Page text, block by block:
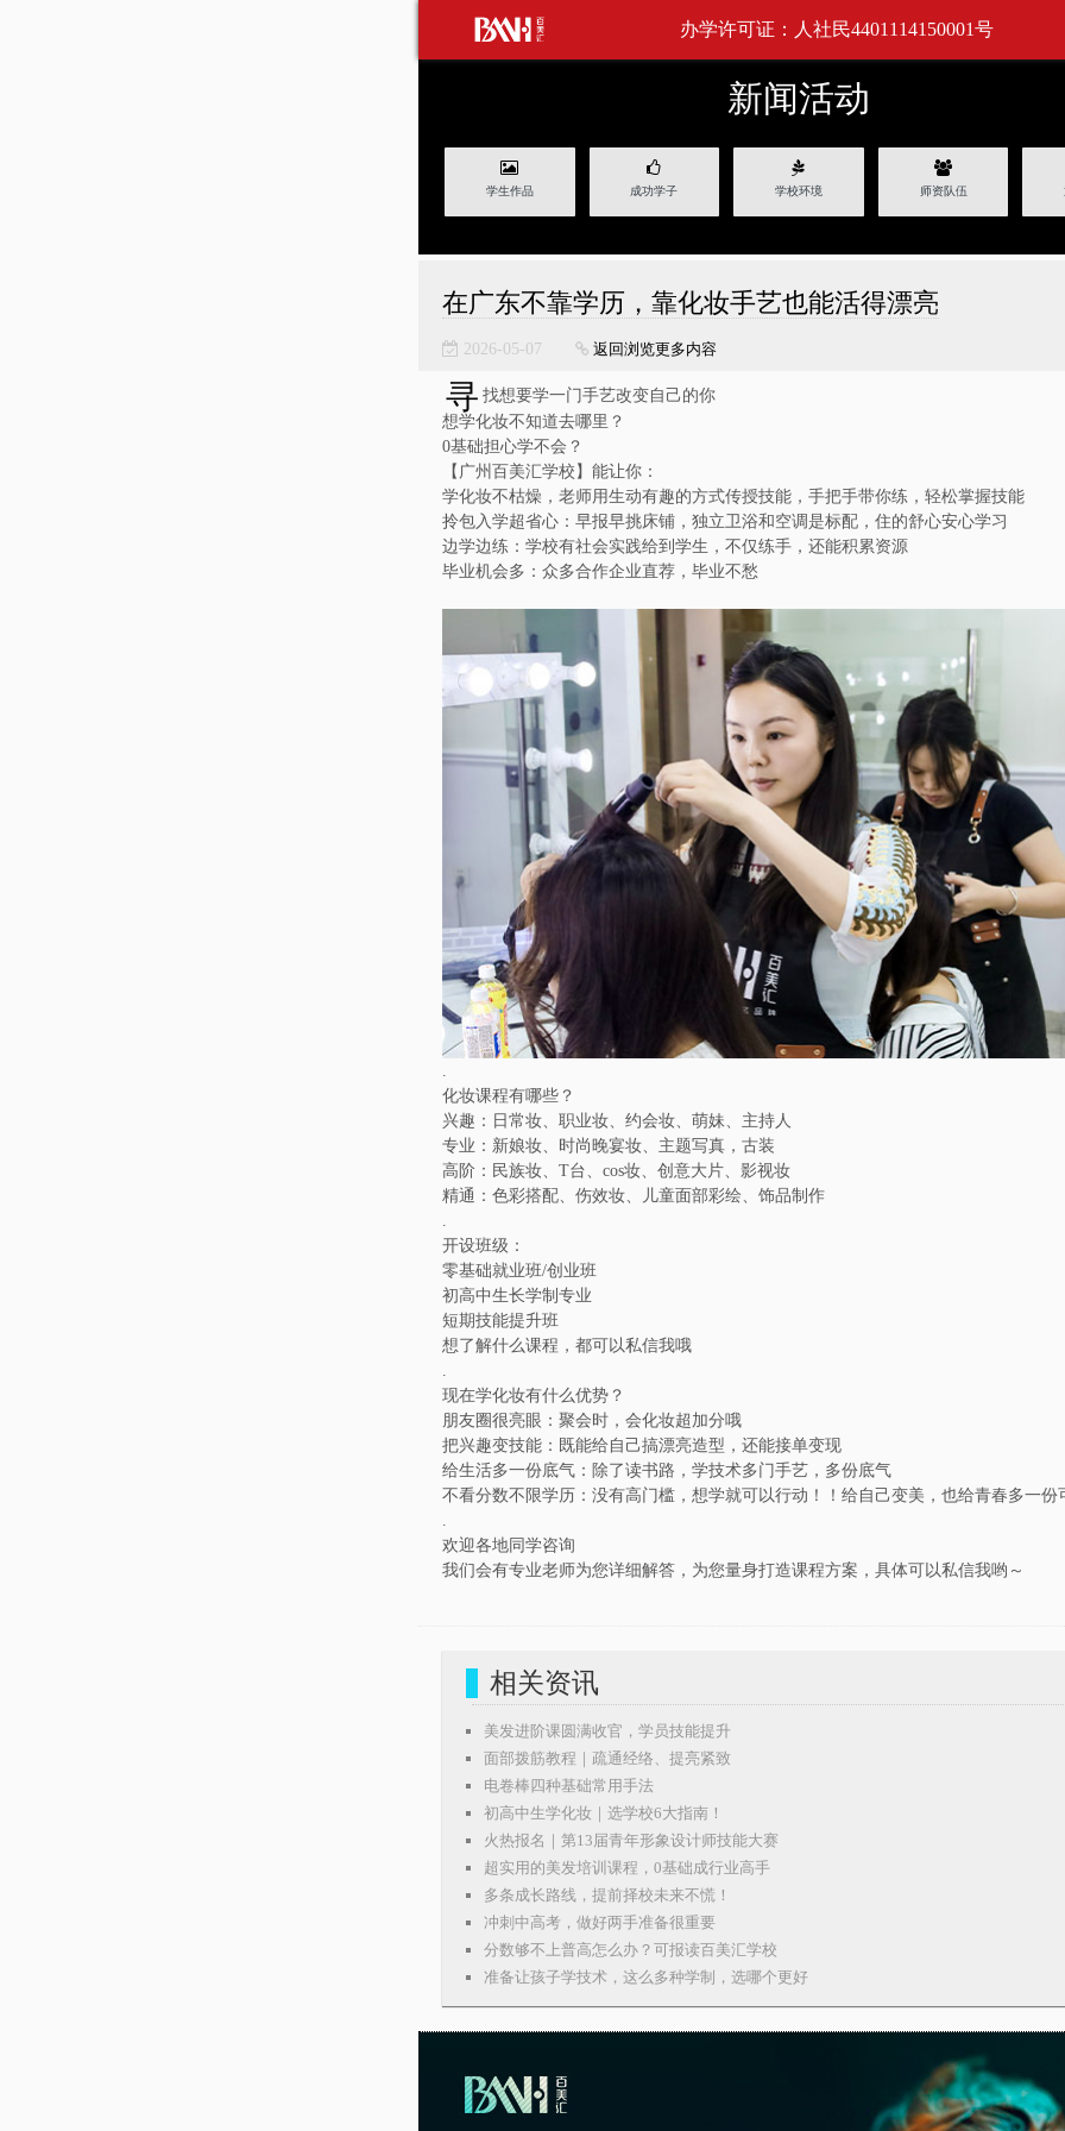
办学许可证：人社民4401114150001号
新闻活动
学生作品 成功学子 学校环境 师资队伍
在广东不靠学历，靠化妆手艺也能活得漂亮
2026-05-07 返回浏览更多内容
寻 找想要学一门手艺改变自己的你
想学化妆不知道去哪里？
0基础担心学不会？
【广州百美汇学校】能让你：
学化妆不枯燥，老师用生动有趣的方式传授技能，手把手带你练，轻松掌握技能
拎包入学超省心：早报早挑床铺，独立卫浴和空调是标配，住的舒心安心学习
边学边练：学校有社会实践给到学生，不仅练手，还能积累资源
毕业机会多：众多合作企业直荐，毕业不愁
化妆课程有哪些？
兴趣：日常妆、职业妆、约会妆、萌妹、主持人
专业：新娘妆、时尚晚宴妆、主题写真，古装
高阶：民族妆、T台、cos妆、创意大片、影视妆
精通：色彩搭配、伤效妆、儿童面部彩绘、饰品制作
开设班级：
零基础就业班/创业班
初高中生长学制专业
短期技能提升班
想了解什么课程，都可以私信我哦
现在学化妆有什么优势？
朋友圈很亮眼：聚会时，会化妆超加分哦
把兴趣变技能：既能给自己搞漂亮造型，还能接单变现
给生活多一份底气：除了读书路，学技术多门手艺，多份底气
不看分数不限学历：没有高门槛，想学就可以行动！！给自己变美，也给青春多一份
欢迎各地同学咨询
我们会有专业老师为您详细解答，为您量身打造课程方案，具体可以私信我哟～
相关资讯
美发进阶课圆满收官，学员技能提升
面部拨筋教程｜疏通经络、提亮紧致
电卷棒四种基础常用手法
初高中生学化妆｜选学校6大指南！
火热报名｜第13届青年形象设计师技能大赛
超实用的美发培训课程，0基础成行业高手
多条成长路线，提前择校未来不慌！
冲刺中高考，做好两手准备很重要
分数够不上普高怎么办？可报读百美汇学校
准备让孩子学技术，这么多种学制，选哪个更好